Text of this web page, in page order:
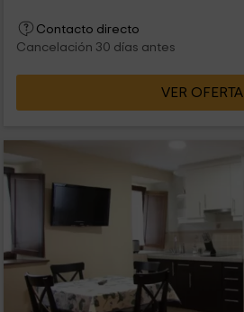
Contacto directo
Cancelación 30 días antes
VER OFERTA